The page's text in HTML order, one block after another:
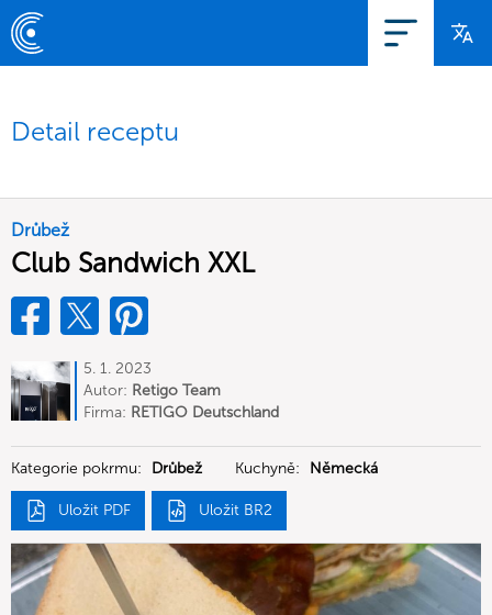
Detail receptu
Drůbež
Club Sandwich XXL
5. 1. 2023
Autor: Retigo Team
Deutschland
Firma: RETIGO Deutschland
Kategorie pokrmu:
Drůbež Kuchyně: Německá
Uložit PDF Uložit BR2